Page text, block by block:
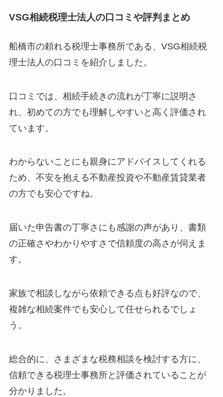
VSG相続税理士法人の口コミや評判まとめ
船橋市の頼れる税理士事務所である、VSG相続税
理士法人の口コミを紹介しました。
口コミでは、相続手続きの流れが丁寧に説明さ
れ、初めての方でも理解しやすいと高く評価され
ています。
わからないことにも親身にアドバイスしてくれる
ため、不安を抱える不動産投資や不動産賃貸業者
の方でも安心ですね。
届いた申告書の丁寧さにも感謝の声があり、書類
の正確さやわかりやすさで信頼度の高さが伺えま
す。
家族で相談しながら依頼できる点も好評なので、
複雑な相続案件でも安心して任せられるでしょ
う。
総合的に、さまざまな税務相談を検討する方に、
信頼できる税理士事務所と評価されていることが
分かりました。